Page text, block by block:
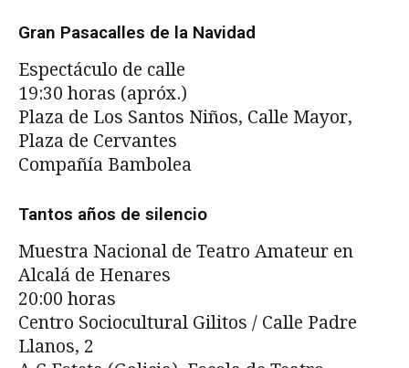
Gran Pasacalles de la Navidad
Espectáculo de calle
19:30 horas (apróx.)
Plaza de Los Santos Niños, Calle Mayor,
Plaza de Cervantes
Compañía Bambolea
Tantos años de silencio
Muestra Nacional de Teatro Amateur en
Alcalá de Henares
20:00 horas
Centro Sociocultural Gilitos / Calle Padre
Llanos, 2